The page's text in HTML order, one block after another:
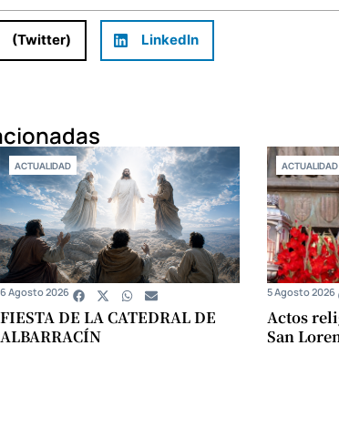
(Twitter) LinkedIn
ACTUALIDAD
FIESTA DE LA CATEDRAL DE
ALBARRACÍN
6 Agosto 2026
ACTUALIDAD
Actos
San
5 Agosto 2026